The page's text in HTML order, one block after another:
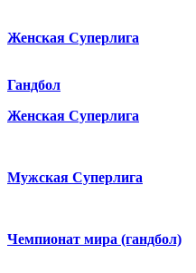
Женская Суперлига
Гандбол
Женская Суперлига
Мужская Суперлига
Чемпионат мира (гандбол)